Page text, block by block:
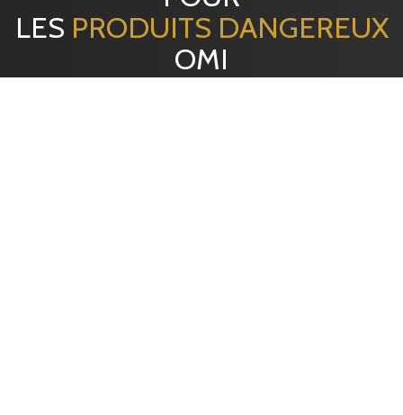
LES PRODUITS DANGEREUX
OMI